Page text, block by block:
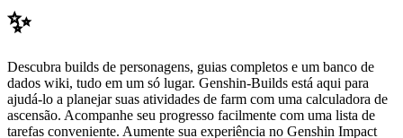
✨
Descubra builds de personagens, guias completos e um banco de
dados wiki, tudo em um só lugar. Genshin-Builds está aqui para
ajudá-lo a planejar suas atividades de farm com uma calculadora de
ascensão. Acompanhe seu progresso facilmente com uma lista de
tarefas conveniente. Aumente sua experiência no Genshin Impact